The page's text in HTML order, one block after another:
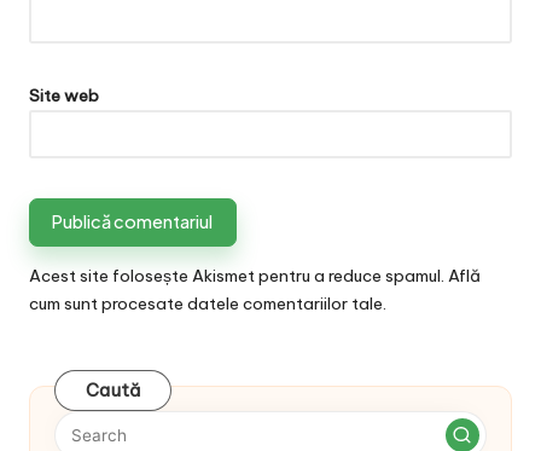
Site web
Acest site folosește Akismet pentru a reduce spamul. Află
cum sunt procesate datele comentariilor tale.
Caută